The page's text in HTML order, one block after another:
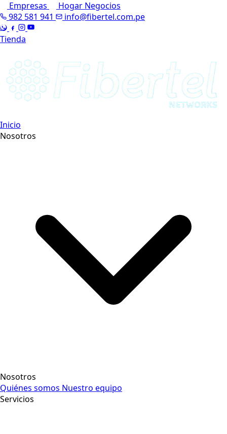
Empresas Hogar Negocios
982 581 941
info@fibertel.com.pe
Tienda
Inicio
Nosotros
Nosotros
Quiénes somos Nuestro equipo
Servicios